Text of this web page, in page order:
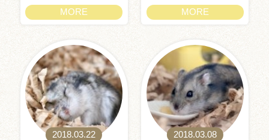
MORE MORE
2018.03.22 2018.03.08